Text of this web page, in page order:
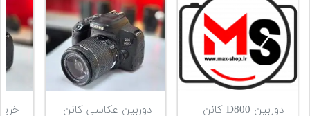
دوربین D800 کانن
دوربین عکاسی کانن